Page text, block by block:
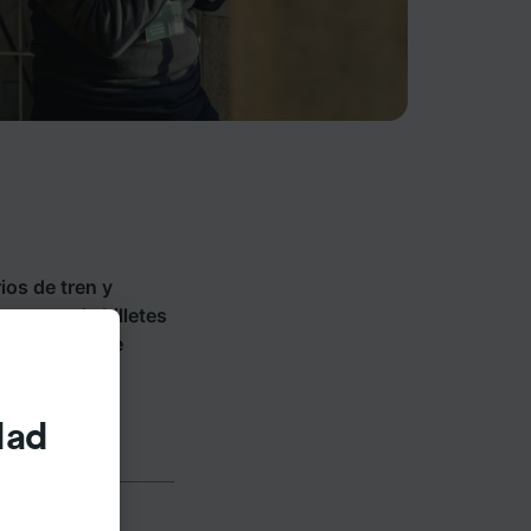
de tren y
y vende billetes
a dónde